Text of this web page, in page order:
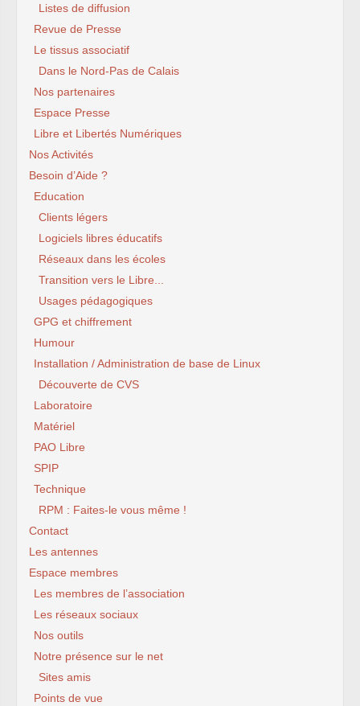
Listes de diffusion
Revue de Presse
Le tissus associatif
Dans le Nord-Pas de Calais
Nos partenaires
Espace Presse
Libre et Libertés Numériques
Nos Activités
Besoin d’Aide ?
Education
Clients légers
Logiciels libres éducatifs
Réseaux dans les écoles
Transition vers le Libre...
Usages pédagogiques
GPG et chiffrement
Humour
Installation / Administration de base de Linux
Découverte de CVS
Laboratoire
Matériel
PAO Libre
SPIP
Technique
RPM : Faites-le vous même !
Contact
Les antennes
Espace membres
Les membres de l’association
Les réseaux sociaux
Nos outils
Notre présence sur le net
Sites amis
Points de vue